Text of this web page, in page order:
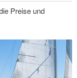
Preise und